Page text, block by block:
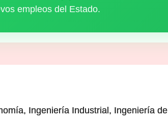
empleos del Estado.
Ingeniería Industrial, Ingeniería